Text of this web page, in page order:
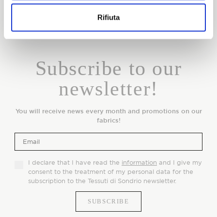
Rifiuta
LEARN MORE ABOUT OUR PRODUCT
Subscribe to our
newsletter!
You will receive news every month and promotions on our
fabrics!
I declare that I have read the information and I give my
consent to the treatment of my personal data for the
subscription to the Tessuti di Sondrio newsletter.